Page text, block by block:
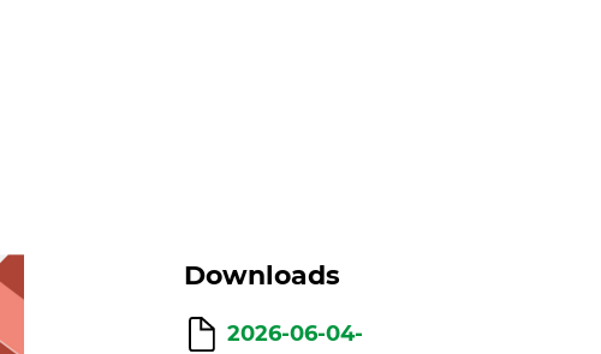
Downloads
2026-06-04-